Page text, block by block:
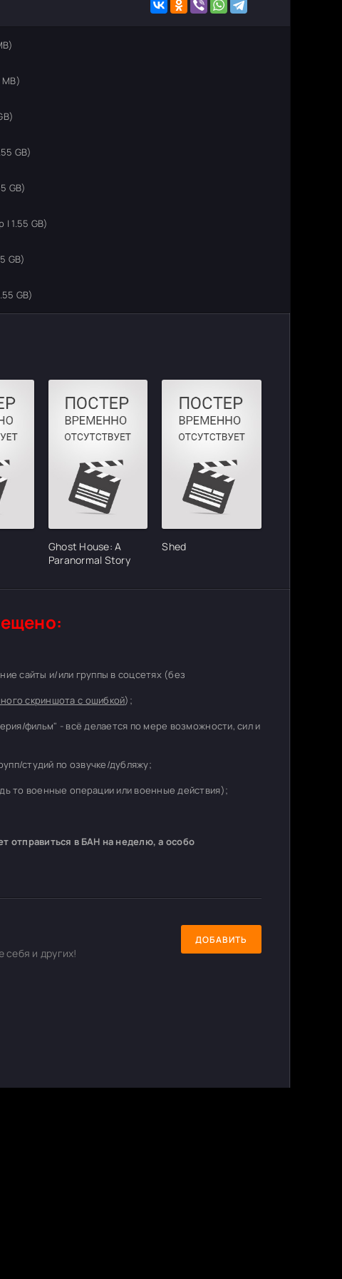
GB)
GB)
| 1.55 GB)
GB)
GB)
Ghost House: A
Paranormal Story
Shed
сайты и/или группы в соцсетях (без
скриншота с ошибкой);
фильм" - всё делается по мере возможности, сил и
студий по озвучке/дубляжу;
то военные операции или военные действия);
отправиться в БАН на неделю, а особо
и других!
ДОБАВИТЬ